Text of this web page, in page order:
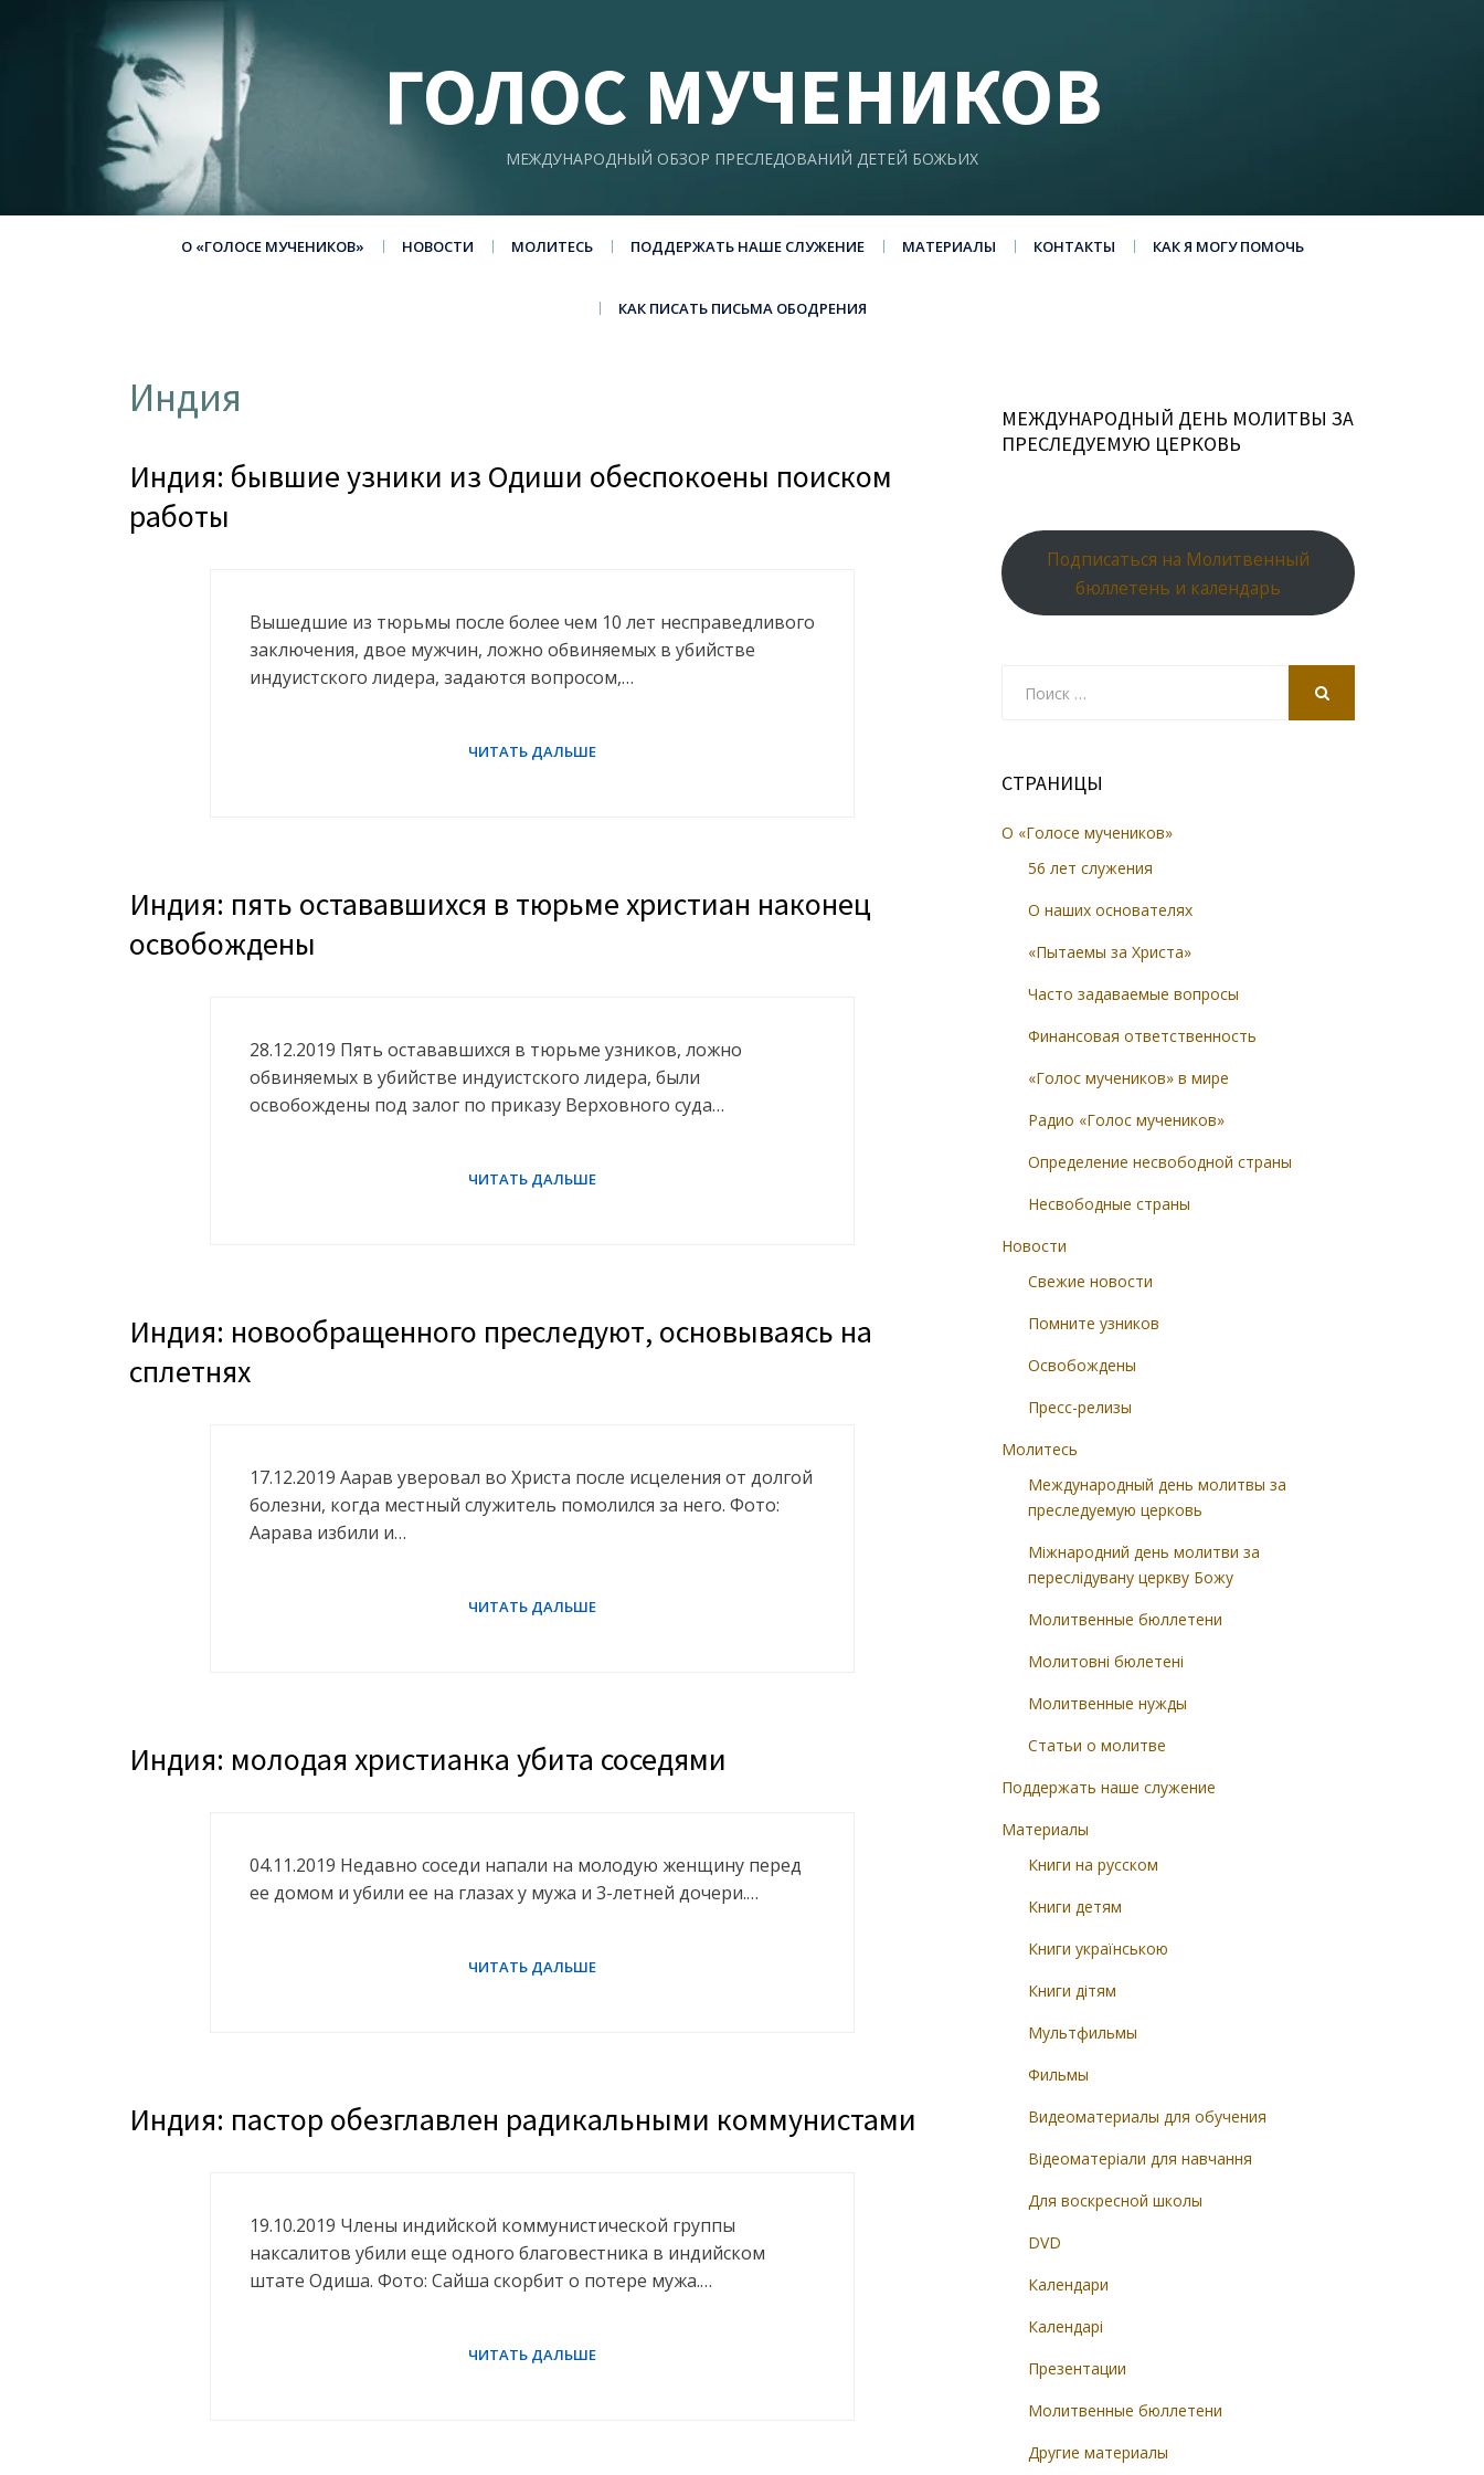
ГОЛОС МУЧЕНИКОВ
МЕЖДУНАРОДНЫЙ ОБЗОР ПРЕСЛЕДОВАНИЙ ДЕТЕЙ БОЖЬИХ
О «ГОЛОСЕ МУЧЕНИКОВ» НОВОСТИ МОЛИТЕСЬ ПОДДЕРЖАТЬ НАШЕ СЛУЖЕНИЕ МАТЕРИАЛЫ КОНТАКТЫ КАК Я МОГУ ПОМОЧЬ
КАК ПИСАТЬ ПИСЬМА ОБОДРЕНИЯ
Индия
Индия: бывшие узники из Одиши обеспокоены поиском
работы
Вышедшие из тюрьмы после более чем 10 лет несправедливого
заключения, двое мужчин, ложно обвиняемых в убийстве
индуистского лидера, задаются вопросом,…
Индия: пять остававшихся в тюрьме христиан наконец
освобождены
28.12.2019 Пять остававшихся в тюрьме узников, ложно
обвиняемых в убийстве индуистского лидера, были
освобождены под залог по приказу Верховного суда…
Индия: новообращенного преследуют, основываясь на
сплетнях
17.12.2019 Аарав уверовал во Христа после исцеления от долгой
болезни, когда местный служитель помолился за него. Фото:
Аарава избили и…
Индия: молодая христианка убита соседями
04.11.2019 Недавно соседи напали на молодую женщину перед
ее домом и убили ее на глазах у мужа и 3-летней дочери.…
Индия: пастор обезглавлен радикальными коммунистами
19.10.2019 Члены индийской коммунистической группы
наксалитов убили еще одного благовестника в индийском
штате Одиша. Фото: Сайша скорбит о потере мужа.…
МЕЖДУНАРОДНЫЙ ДЕНЬ МОЛИТВЫ ЗА
ПРЕСЛЕДУЕМУЮ ЦЕРКОВЬ
Подписаться на Молитвенный
бюллетень и календарь
СТРАНИЦЫ
О «Голосе мучеников»
56 лет служения
О наших основателях
«Пытаемы за Христа»
Часто задаваемые вопросы
Финансовая ответственность
«Голос мучеников» в мире
Радио «Голос мучеников»
Определение несвободной страны
Несвободные страны
Новости
Свежие новости
Помните узников
Освобождены
Пресс-релизы
Молитесь
Международный день молитвы за
преследуемую церковь
Міжнародний день молитви за
переслідувану церкву Божу
Молитвенные бюллетени
Молитовні бюлетені
Молитвенные нужды
Статьи о молитве
Поддержать наше служение
Материалы
Книги на русском
Книги детям
Книги українською
Книги дітям
Мультфильмы
Фильмы
Видеоматериалы для обучения
Відеоматеріали для навчання
Для воскресной школы
DVD
Календари
Календарі
Презентации
Молитвенные бюллетени
Другие материалы